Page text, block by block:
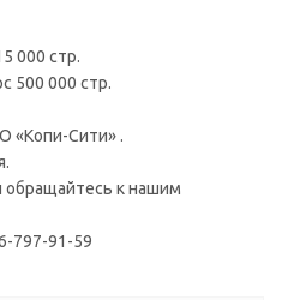
000 стр.
500 000 стр.
«Копи-Сити» .
обращайтесь к нашим
797-91-59